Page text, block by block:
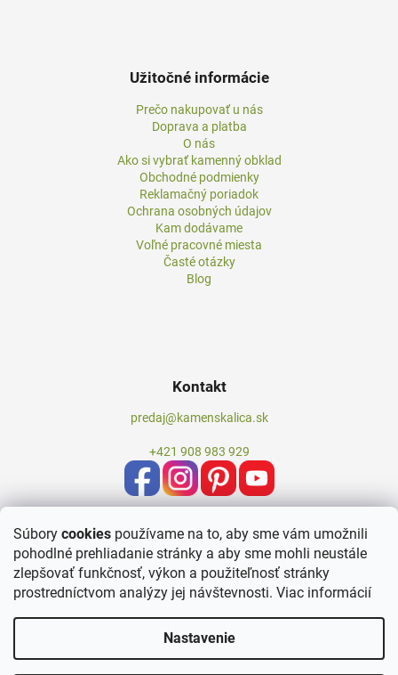
Súbory cookies používame na to, aby sme vám umožnili
pohodlné prehliadanie stránky a aby sme mohli neustále
zlepšovať funkčnosť, výkon a použiteľnosť stránky
prostredníctvom analýzy jej návštevnosti. Viac informácií
Nastavenie
Užitočné informácie
Prečo nakupovať u nás
Doprava a platba
O nás
Ako si vybrať kamenný obklad
Obchodné podmienky
Reklamačný poriadok
Ochrana osobných údajov
Kam dodávame
Voľné pracovné miesta
Časté otázky
Blog
Kontakt
predaj@kamenskalica.sk
+421 908 983 929
Vytvoril Shoptet